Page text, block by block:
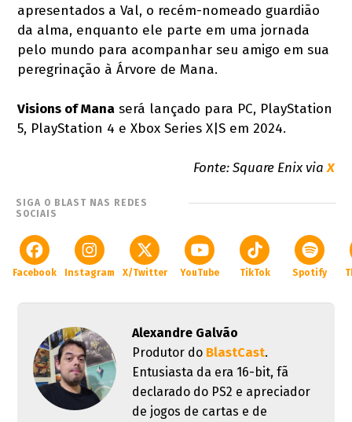
apresentados a Val, o recém-nomeado guardião
da alma, enquanto ele parte em uma jornada
pelo mundo para acompanhar seu amigo em sua
peregrinação à Árvore de Mana.
Visions of Mana será lançado para PC, PlayStation
5, PlayStation 4 e Xbox Series X|S em 2024.
Fonte: Square Enix viaX
SIGA O BLAST NAS REDES
SOCIAIS
Facebook Instagram X/Twitter YouTube TikTok Spotify
Alexandre Galvão
Produtor do BlastCast.
Entusiasta da era 16-bit, fã
declarado do PS2 e apreciador
de jogos de cartas e de